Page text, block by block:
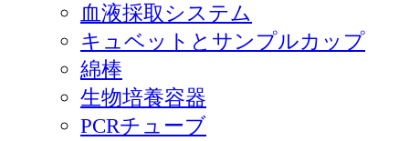
血液採取システム
キュベットとサンプルカップ
綿棒
生物培養容器
PCRチューブ